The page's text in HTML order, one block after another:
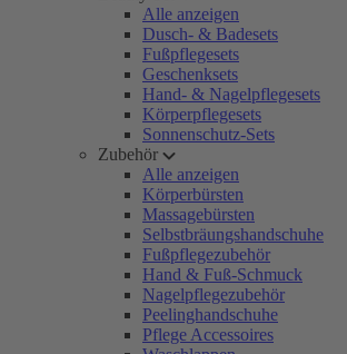
Alle anzeigen
Dusch- & Badesets
Fußpflegesets
Geschenksets
Hand- & Nagelpflegesets
Körperpflegesets
Sonnenschutz-Sets
Zubehör
Alle anzeigen
Körperbürsten
Massagebürsten
Selbstbräungshandschuhe
Fußpflegezubehör
Hand & Fuß-Schmuck
Nagelpflegezubehör
Peelinghandschuhe
Pflege Accessoires